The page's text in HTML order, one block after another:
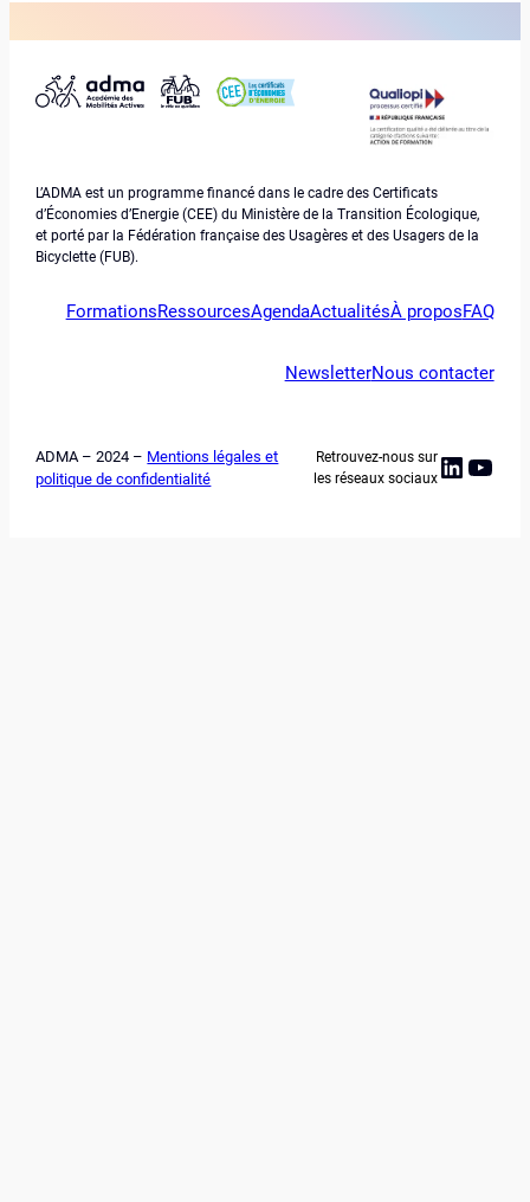
L’ADMA est un programme financé dans le cadre des Certificats
d’Économies d’Energie (CEE) du Ministère de la Transition Écologique,
et porté par la Fédération française des Usagères et des Usagers de la
Bicyclette (FUB).
FormationsRessourcesAgendaActualitésÀ proposFAQ
NewsletterNous contacter
ADMA – 2024 – Mentions légales et
politique de confidentialité
Retrouvez-nous sur
les réseaux sociaux